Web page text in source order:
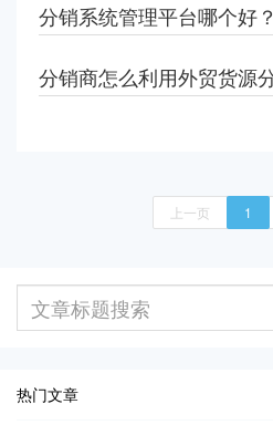
分销系统管理平台哪个好？
上一页 1
热门文章